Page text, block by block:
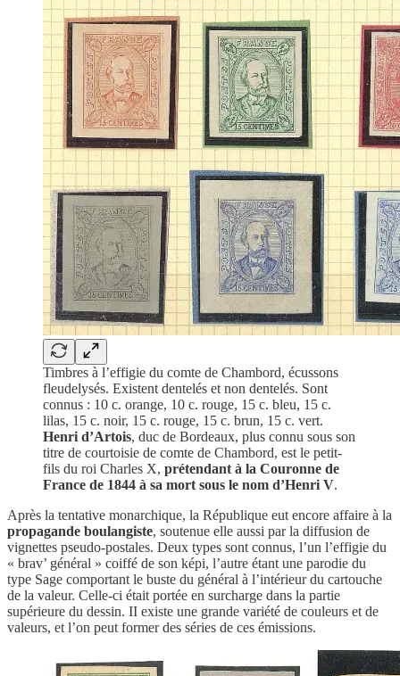
Timbres à l’effigie du comte de Chambord, écussons
fleudelysés. Existent dentelés et non dentelés. Sont
connus : 10 c. orange, 10 c. rouge, 15 c. bleu, 15 c.
lilas, 15 c. noir, 15 c. rouge, 15 c. brun, 15 c. vert.
Henri d’Artois, duc de Bordeaux, plus connu sous son
titre de courtoisie de comte de Chambord, est le petit-
fils du roi Charles X, prétendant à la Couronne de
France de 1844 à sa mort sous le nom d’Henri V.
Après la tentative monarchique, la République eut encore affaire à la
propagande boulangiste, soutenue elle aussi par la diffusion de
vignettes pseudo-postales. Deux types sont connus, l’un l’effigie du
« brav’ général » coiffé de son képi, l’autre étant une parodie du
type Sage comportant le buste du général à l’intérieur du cartouche
de la valeur. Celle-ci était portée en surcharge dans la partie
supérieure du dessin. II existe une grande variété de couleurs et de
valeurs, et l’on peut former des séries de ces émissions.